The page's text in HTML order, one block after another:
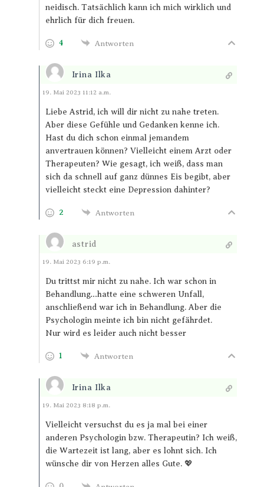
neidisch. Tatsächlich kann ich mich wirklich und
ehrlich für dich freuen.
4 Antworten
Irina Ilka
Antworten
19. Mai 2023 11:12 a.m.
Liebe Astrid, ich will dir nicht zu nahe treten.
Aber diese Gefühle und Gedanken kenne ich.
Hast du dich schon einmal jemandem
anvertrauen können? Vielleicht einem Arzt oder
Therapeuten? Wie gesagt, ich weiß, dass man
sich da schnell auf ganz dünnes Eis begibt, aber
vielleicht steckt eine Depression dahinter?
2 Antworten
astrid
Antworten
19. Mai 2023 6:19 p.m.
Du trittst mir nicht zu nahe. Ich war schon in
Behandlung…hatte eine schweren Unfall,
anschließend war ich in Behandlung. Aber die
Psychologin meinte ich bin nicht gefährdet.
Nur wird es leider auch nicht besser
1 Antworten
Irina Ilka
Antworten
19. Mai 2023 8:18 p.m.
Vielleicht versuchst du es ja mal bei einer
anderen Psychologin bzw. Therapeutin? Ich weiß,
die Wartezeit ist lang, aber es lohnt sich. Ich
wünsche dir von Herzen alles Gute. 💖